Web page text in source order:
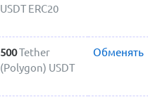
USDT ERC20
500Tether
(Polygon) USDT
Обменять